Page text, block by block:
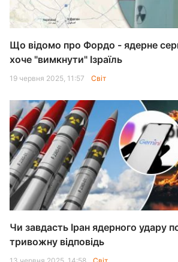
Що відомо про Фордо - ядерне
хоче "вимкнути" Ізраїль
19 червня 2025, 11:57 Світ
Чи завдасть Іран ядерного удару
тривожну відповідь